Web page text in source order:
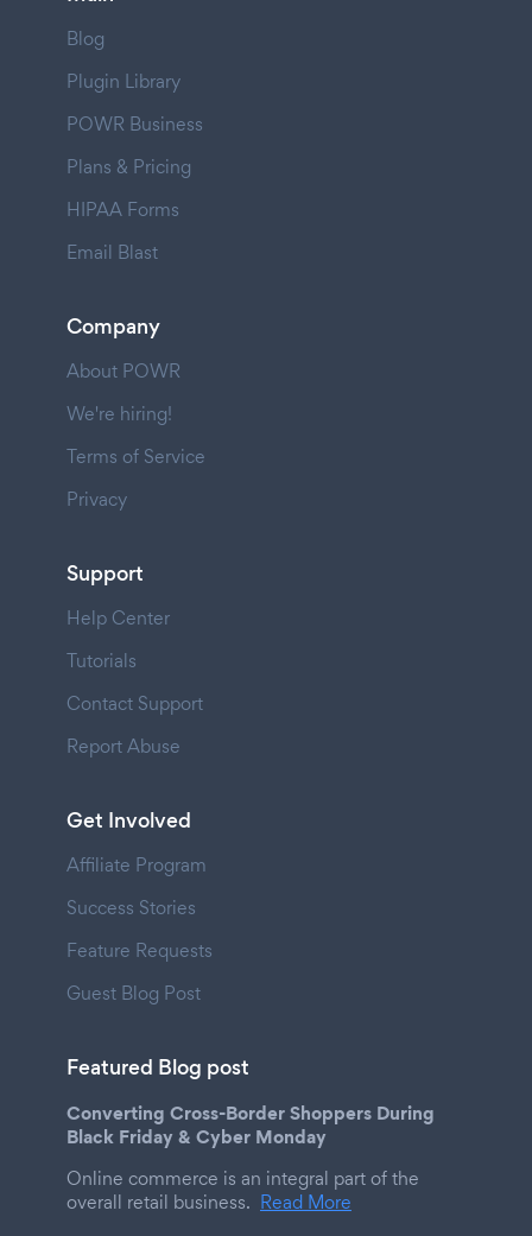
Blog
Plugin Library
POWR Business
Plans & Pricing
HIPAA Forms
Email Blast
Company
About POWR
We're hiring!
Terms of Service
Privacy
Support
Help Center
Tutorials
Contact Support
Report Abuse
Get Involved
Affiliate Program
Success Stories
Feature Requests
Guest Blog Post
Featured Blog post
Converting Cross-Border Shoppers During
Black Friday & Cyber Monday
Online commerce is an integral part of the
overall retail business. Read More